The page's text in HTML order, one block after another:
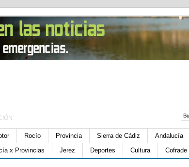
Rocío Provincia Sierra de Cádiz Andalucía
x Provincias Jerez Deportes Cultura Cofrade